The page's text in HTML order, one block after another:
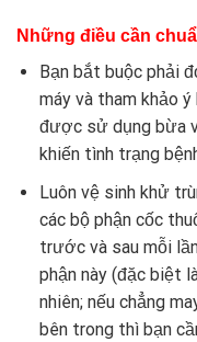
Những điều cần
Bạn bắt buộc phải
máy và tham khảo
được sử dụng bừa
khiến tình trạng
Luôn vệ sinh khử
các bộ phận cốc
trước và sau mỗi
phận này (đặc biệt
nhiên; nếu chẳng
bên trong thì bạn